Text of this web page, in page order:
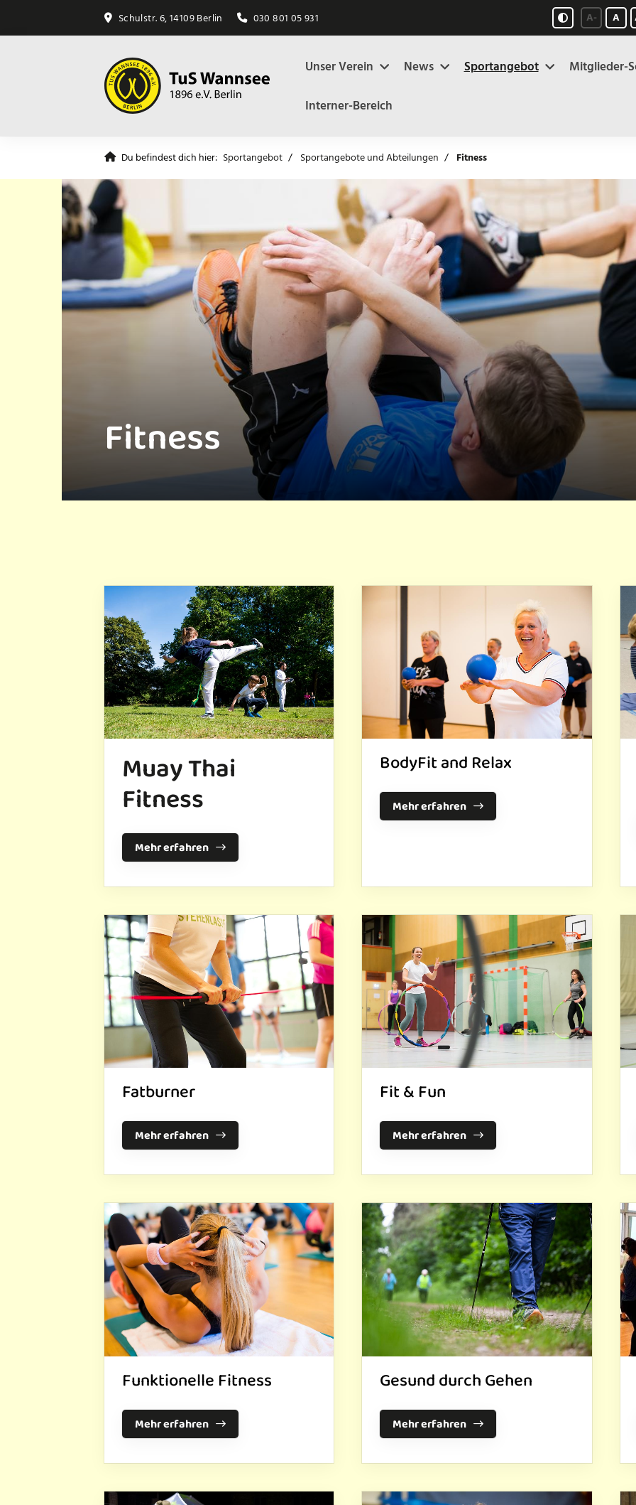
Schulstr. 6, 14109 Berlin 030 801 05 931 A- A
Unser Verein News Sportangebot Mitglieder-
Interner-Bereich
Du befindest dich hier: Sportangebot Sportangebote und Abteilungen Fitness
Fitness
Muay Thai
Fitness
Mehr erfahren
BodyFit and Relax
Mehr erfahren
Fatburner
Mehr erfahren
Fit & Fun
Mehr erfahren
Funktionelle Fitness
Mehr erfahren
Gesund durch Gehen
Mehr erfahren
Quicklinks
Sportangebote finden
Unser Sportangebot
Sportsuche
Ausfälle und Vertretungen
Deutsches Sportabzeichen
Mitglieder-Service
Alles zur Mitgliedschaft
Downloads
Termine
Fragen & Antworten